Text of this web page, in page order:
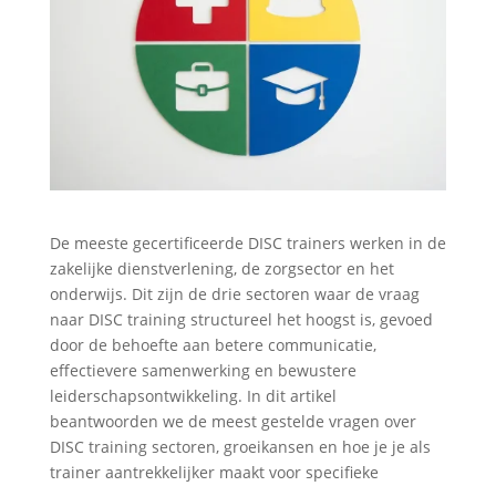
De meeste gecertificeerde DISC trainers werken in de
zakelijke dienstverlening, de zorgsector en het
onderwijs. Dit zijn de drie sectoren waar de vraag
naar DISC training structureel het hoogst is, gevoed
door de behoefte aan betere communicatie,
effectievere samenwerking en bewustere
leiderschapsontwikkeling. In dit artikel
beantwoorden we de meest gestelde vragen over
DISC training sectoren, groeikansen en hoe je je als
trainer aantrekkelijker maakt voor specifieke